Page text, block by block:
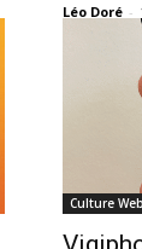
Léo Doré -
Culture Web